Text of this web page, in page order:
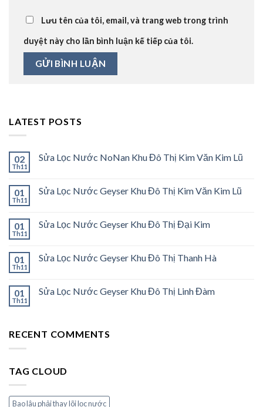
Lưu tên của tôi, email, và trang web trong trình
duyệt này cho lần bình luận kế tiếp của tôi.
LATEST POSTS
02
Th11
Sửa Lọc Nước NoNan Khu Đô Thị Kim Văn Kim Lũ
01
Th11
Sửa Lọc Nước Geyser Khu Đô Thị Kim Văn Kim Lũ
01
Th11
Sửa Lọc Nước Geyser Khu Đô Thị Đại Kim
01
Th11
Sửa Lọc Nước Geyser Khu Đô Thị Thanh Hà
01
Th11
Sửa Lọc Nước Geyser Khu Đô Thị Linh Đàm
RECENT COMMENTS
TAG CLOUD
Bao lâu phải thay lõi lọc nước